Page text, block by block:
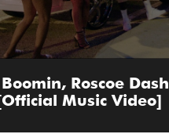
Roscoe
Music Video]